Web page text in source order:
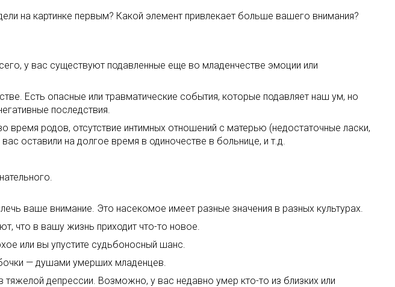
на картинке первым? Какой элемент привлекает больше вашего внимания?
у вас существуют подавленные еще во младенчестве эмоции или
Есть опасные или травматические события, которые подавляет наш ум, но
последствия.
родов, отсутствие интимных отношений с матерью (недостаточные ласки,
оставили на долгое время в одиночестве в больнице, и т.д.
ваше внимание. Это насекомое имеет разные значения в разных культурах.
что в вашу жизнь приходит что-то новое.
или вы упустите судьбоносный шанс.
— душами умерших младенцев.
депрессии. Возможно, у вас недавно умер кто-то из близких или